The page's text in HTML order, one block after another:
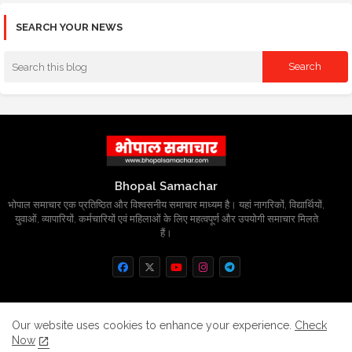
SEARCH YOUR NEWS
Bhopal Samachar
भोपाल समाचार एक प्रतिष्ठित और विश्वसनीय समाचार माध्यम है। यहां नागरिकों, विद्यार्थियों,
युवाओं, व्यापारियों, कर्मचारियों एवं महिलाओं के लिए महत्वपूर्ण और उपयोगी समाचार मिलते
हैं।
Home About Contact us
Privacy Policy
Our website uses cookies to enhance your experience. Check
Now